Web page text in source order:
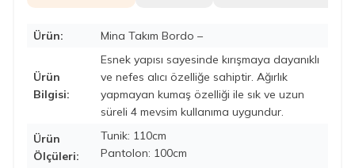
Ürün: Mina Takım Bordo –
Ürün
Bilgisi:
Esnek yapısı sayesinde kırışmaya dayanıklı
ve nefes alıcı özelliğe sahiptir. Ağırlık
yapmayan kumaş özelliği ile sık ve uzun
süreli 4 mevsim kullanıma uygundur.
Ürün
Ölçüleri:
Tunik: 110cm
Pantolon: 100cm